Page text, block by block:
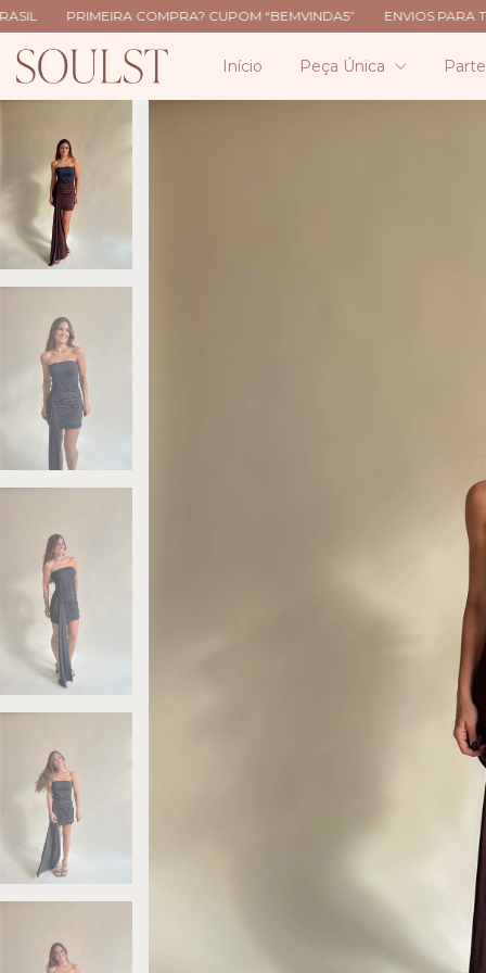
CUPOM “BEMVINDA5” ENVIOS PARA TODO O BRASIL
Início Peça Única